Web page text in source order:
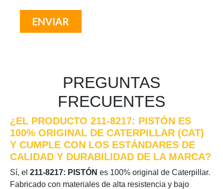
PREGUNTAS
FRECUENTES
¿EL PRODUCTO 211-8217: PISTÓN ES
100% ORIGINAL DE CATERPILLAR (CAT)
Y CUMPLE CON LOS ESTÁNDARES DE
CALIDAD Y DURABILIDAD DE LA MARCA?
Sí, el 211-8217: PISTÓN es 100% original de Caterpillar.
Fabricado con materiales de alta resistencia y bajo